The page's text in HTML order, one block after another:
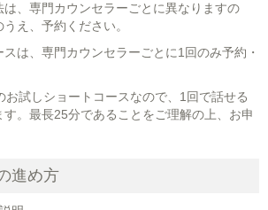
、専門カウンセラーごとに異なりますの
え、予約ください。
は、専門カウンセラーごとに1回のみ予約・
試しショートコースなので、1回で話せる
。最長25分であることをご理解の上、お申
進め方